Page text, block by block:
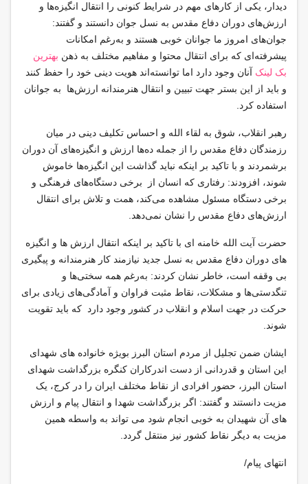
دیدار، یکی از کارهای مهم در شرایط کنونی را انتقال انگیزه‌ها و
ارزش‌های دوران دفاع مقدس به نسل جوان دانستند و گفتند:
جوان‌های امروز ما جوانان خوبی هستند و به‌رغم امکانات
پیشرفته‌ای که برای انتقال محتوا و مفاهیم مختلف به ذهن بهترین
بک لینک آنان وجود دارد اما توانسته‌اند هویت دینی خود را حفظ کنند
و باید از این بستر جهت تبیین و انتقال هنرمندانه ارزش‌ها به جوانان
استفاده کرد.
رهبر انقلاب، شوق به لقاء الله و احساس تکلیف دینی در میان
رزمندگان دفاع مقدس را از جمله ده‌ها ارزش و انگیزه‌های آن دوران
برشمردند و با تاکید بر اینکه نباید گذاشت این انگیزه‌ها خاموش
شوند، افزودند: رفتاری که انسان از برخی دستگاه‌های فرهنگی و
برخی دستگاه‌ مسئول مشاهده می‌کند، همت و تلاش برای انتقال
ارزش‌های دفاع مقدس را نشان نمی‌دهد.
حضرت آیت الله خامنه ای با تاکید بر اینکه انتقال ارزش ها و انگیزه
های دوران دفاع مقدس به نسل جدید نیازمند کار هنرمندانه و پیگیری
بی وقفه است، خاطر نشان کردند: به‌رغم همه سختی‌ها و
تنگدستی‌ها و مشکلات، نقاط مثبت فراوان و آمادگی‌های زیادی برای
حرکت در جهت اسلام و انقلاب در کشور وجود دارد که باید تقویت
شوند.
ایشان ضمن تجلیل از مردم استان البرز بویژه خانواده های شهدای
این استان و قدردانی از دست اندرکاران کنگره بزرگداشت شهدای
استان البرز، حضور افرادی از نقاط مختلف ایران را در کرج، یک
مزیت دانستند و گفتند: اگر بزرگداشت شهدا و انتقال پیام و ارزش
های آن شهیدان به خوبی انجام شود می تواند به واسطه همین
مزیت به دیگر نقاط کشور نیز منتقل گردد.
انتهای پیام/